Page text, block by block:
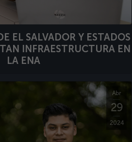
EL SALVADOR Y ESTADOS
INFRAESTRUCTURA EN
LA ENA
Abr
29
2024